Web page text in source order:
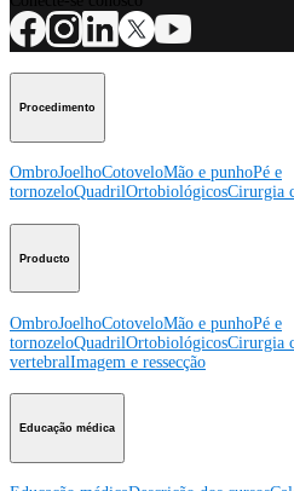
Procedimento
OmbroJoelhoCotoveloMão e punhoPé e
tornozeloQuadrilOrtobiológicosCirurgia
Producto
OmbroJoelhoCotoveloMão e punhoPé e
tornozeloQuadrilOrtobiológicosCirurgia
vertebralImagem e ressecção
Educação médica